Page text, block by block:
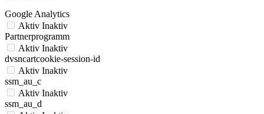
Google Analytics
Aktiv Inaktiv
Partnerprogramm
Aktiv Inaktiv
dvsncartcookie-session-id
Aktiv Inaktiv
ssm_au_c
Aktiv Inaktiv
ssm_au_d